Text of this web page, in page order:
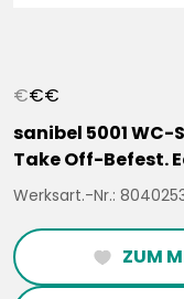
€€€
sanibel 5001 WC-
Take Off-Befest.
Werksart.-Nr.:
heartFilled ZUM